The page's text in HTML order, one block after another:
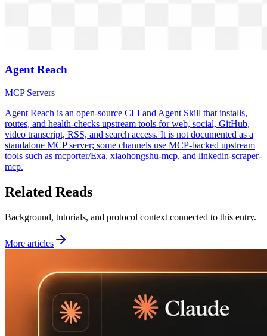
Agent Reach
MCP Servers
Agent Reach is an open-source CLI and Agent Skill that installs,
routes, and health-checks upstream tools for web, social, GitHub,
video transcript, RSS, and search access. It is not documented as a
standalone MCP server; some channels use MCP-backed upstream
tools such as mcporter/Exa, xiaohongshu-mcp, and linkedin-scraper-
mcp.
Related Reads
Background, tutorials, and protocol context connected to this entry.
More articles